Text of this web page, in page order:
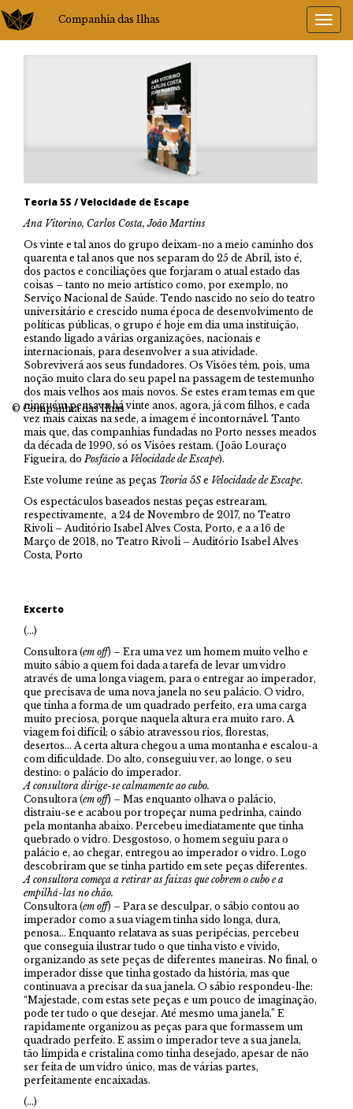
Companhia das Ilhas
Teoria 5S / Velocidade de Escape
Ana Vitorino, Carlos Costa, João Martins
Os vinte e tal anos do grupo deixam-no a meio caminho dos
quarenta e tal anos que nos separam do 25 de Abril, isto é,
dos pactos e conciliações que forjaram o atual estado das
coisas – tanto no meio artístico como, por exemplo, no
Serviço Nacional de Saúde. Tendo nascido no seio do teatro
universitário e crescido numa época de desenvolvimento de
políticas públicas, o grupo é hoje em dia uma instituição,
estando ligado a várias organizações, nacionais e
internacionais, para desenvolver a sua atividade.
Sobreviverá aos seus fundadores. Os Visões têm, pois, uma
noção muito clara do seu papel na passagem de testemunho
dos mais velhos aos mais novos. Se estes eram temas em que
ninguém pensava há vinte anos, agora, já com filhos, e cada
vez mais caixas na sede, a imagem é incontornável. Tanto
mais que, das companhias fundadas no Porto nesses meados
da década de 1990, só os Visões restam. (João Louraço
Figueira, doPosfácio a Velocidade de Escape).
Este volume reúne as peças Teoria 5S e Velocidade de Escape.
Os espectáculos baseados nestas peças estrearam,
respectivamente, a 24 de Novembro de 2017, no Teatro
Rivoli – Auditório Isabel Alves Costa, Porto, e a a 16 de
Março de 2018, no Teatro Rivoli – Auditório Isabel Alves
Costa, Porto
Excerto
(…)
Consultora (em off) – Era uma vez um homem muito velho e
muito sábio a quem foi dada a tarefa de levar um vidro
através de uma longa viagem, para o entregar ao imperador,
que precisava de uma nova janela no seu palácio. O vidro,
que tinha a forma de um quadrado perfeito, era uma carga
muito preciosa, porque naquela altura era muito raro. A
viagem foi difícil; o sábio atravessou rios, florestas,
desertos… A certa altura chegou a uma montanha e escalou-a
com dificuldade. Do alto, conseguiu ver, ao longe, o seu
destino: o palácio do imperador.
A consultora dirige-se calmamente ao cubo.
Consultora (em off) – Mas enquanto olhava o palácio,
distraiu-se e acabou por tropeçar numa pedrinha, caindo
pela montanha abaixo. Percebeu imediatamente que tinha
quebrado o vidro. Desgostoso, o homem seguiu para o
palácio e, ao chegar, entregou ao imperador o vidro. Logo
descobriram que se tinha partido em sete peças diferentes.
A consultora começa a retirar as faixas que cobrem o cubo e a
empilhá-las no chão.
Consultora (em off) – Para se desculpar, o sábio contou ao
imperador como a sua viagem tinha sido longa, dura,
penosa… Enquanto relatava as suas peripécias, percebeu
que conseguia ilustrar tudo o que tinha visto e vivido,
organizando as sete peças de diferentes maneiras. No final, o
imperador disse que tinha gostado da história, mas que
continuava a precisar da sua janela. O sábio respondeu-lhe:
“Majestade, com estas sete peças e um pouco de imaginação,
pode ter tudo o que desejar. Até mesmo uma janela.” E
rapidamente organizou as peças para que formassem um
quadrado perfeito. E assim o imperador teve a sua janela,
tão límpida e cristalina como tinha desejado, apesar de não
ser feita de um vidro único, mas de várias partes,
perfeitamente encaixadas.
(…)
© Companhia das Ilhas